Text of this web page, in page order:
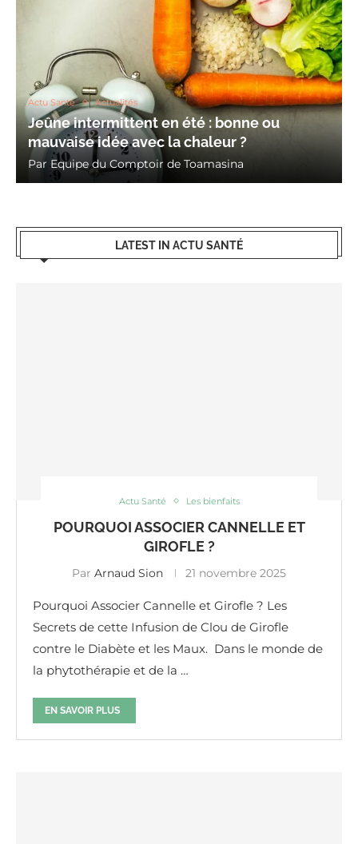
Actu Santé Actualités
Jeûne intermittent en été : bonne ou
mauvaise idée avec la chaleur ?
ParEquipe du Comptoir de Toamasina
LATEST IN ACTU SANTÉ
Actu Santé Les bienfaits
POURQUOI ASSOCIER CANNELLE ET
GIROFLE ?
Par Arnaud Sion 21 novembre 2025
Pourquoi Associer Cannelle et Girofle ? Les
Secrets de cette Infusion de Clou de Girofle
contre le Diabète et les Maux. Dans le monde de
la phytothérapie et de la …
EN SAVOIR PLUS